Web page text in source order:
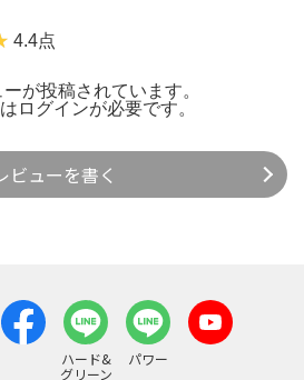
4.4点
が投稿されています。
ログインが必要です。
ビューを書く
ハード&
グリーン
パワー